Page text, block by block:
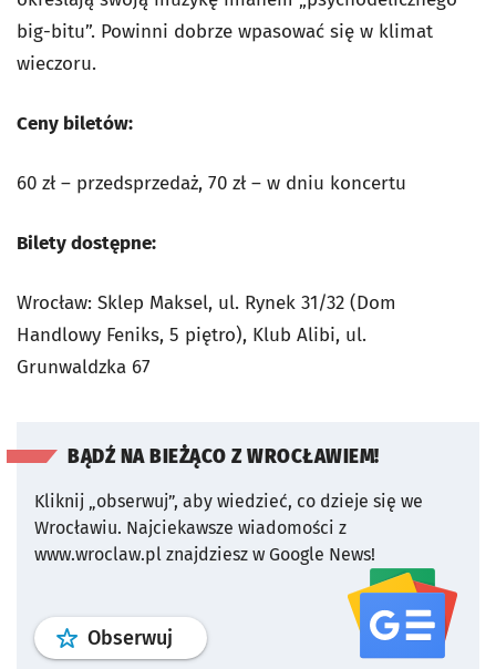
big-bitu”. Powinni dobrze wpasować się w klimat
wieczoru.
Ceny biletów:
60 zł – przedsprzedaż, 70 zł – w dniu koncertu
Bilety dostępne:
Wrocław: Sklep Maksel, ul. Rynek 31/32 (Dom
Handlowy Feniks, 5 piętro), Klub Alibi, ul.
Grunwaldzka 67
BĄDŹ NA BIEŻĄCO Z WROCŁAWIEM!
Kliknij „obserwuj”, aby wiedzieć, co dzieje się we
Wrocławiu. Najciekawsze wiadomości z
www.wroclaw.pl znajdziesz w Google News!
Obserwuj profil serwisu